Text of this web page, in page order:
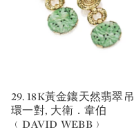
29. 18K黃金鑲天然翡翠吊耳
環一對, 大衛．韋伯
﹙DAVID WEBB﹚